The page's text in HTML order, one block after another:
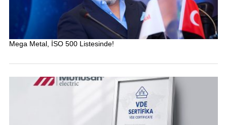
Mega Metal, İSO 500 Listesinde!